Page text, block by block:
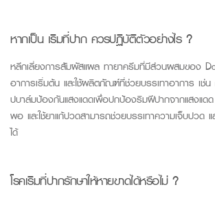
หากเป็น เริมที่ปาก ควรปฏิบัติตัวอย่างไร ?
หลีกเลี่ยงการสัมผัสแผล ทายาครีมที่มีส่วนผสมของ
อาการเริ่มต้น และใช้ผลิตภัณฑ์ที่ช่วยบรรเทาอาการ เ
ปบาล์มป้องกันแสงแดดเพื่อปกป้องริมฝีปากจากแสงแด
พอ และใช้ยาแก้ปวดสามารถช่วยบรรเทาความเจ็บปวด
ได้
โรคเริมที่ปากรักษาให้หายขาดได้หรือไม่ ?